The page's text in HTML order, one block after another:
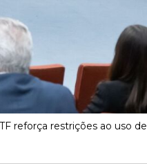
reforça restrições ao uso de